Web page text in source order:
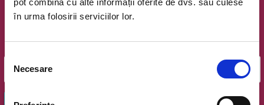
pot combina cu alte informații oferite de dvs. sau culese
în urma folosirii serviciilor lor.
Selecția
consimțământului
Necesare
Oferte exclusive si o editie saptamanala cu cele mai noi
OK